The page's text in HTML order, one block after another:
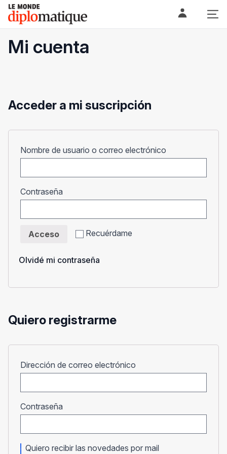
Skip
content
Le monde diplomatique
Mi cuenta
Acceder a mi suscripción
Nombre de usuario o correo electrónico
Contraseña
Recuérdame
Acceso
Olvidé mi contraseña
Quiero registrarme
Dirección de correo electrónico
Contraseña
Quiero recibir las novedades por mail